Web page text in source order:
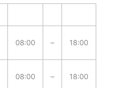
08:00 – 18:00
08:00 – 18:00